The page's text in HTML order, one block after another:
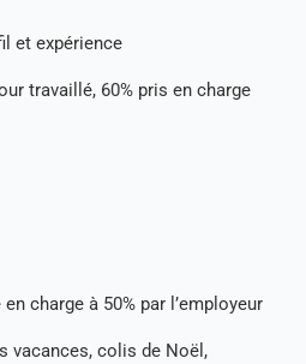
et expérience
travaillé, 60% pris en charge
charge à 50% par l’employeur
vacances, colis de Noël,